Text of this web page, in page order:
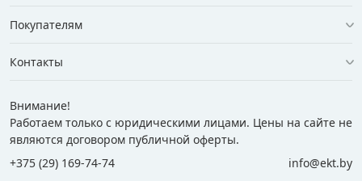
Покупателям
Контакты
Внимание!
Работаем только с юридическими лицами. Цены на сайте не
являются договором публичной оферты.
+375 (29) 169-74-74
info@ekt.by